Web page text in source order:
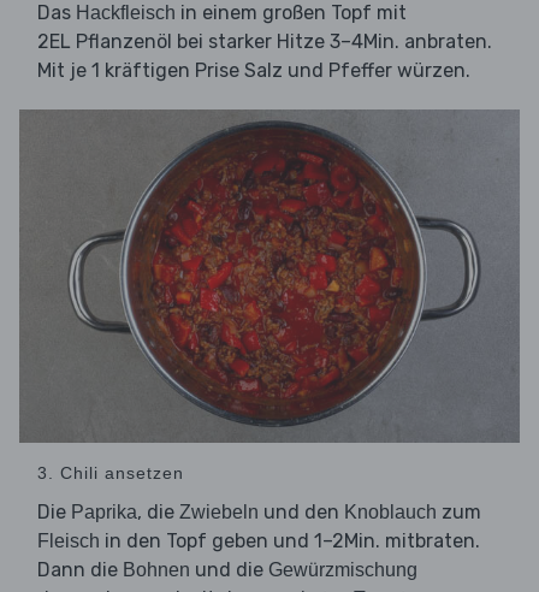
Das Hackfleisch in einem großen Topf mit
2EL Pflanzenöl bei starker Hitze 3–4Min. anbraten.
Mit je 1 kräftigen Prise Salz und Pfeffer würzen.
3. Chili ansetzen
Die Paprika, die Zwiebeln und den Knoblauch zum
Fleisch in den Topf geben und 1–2Min. mitbraten.
Dann die Bohnen und die Gewürzmischung